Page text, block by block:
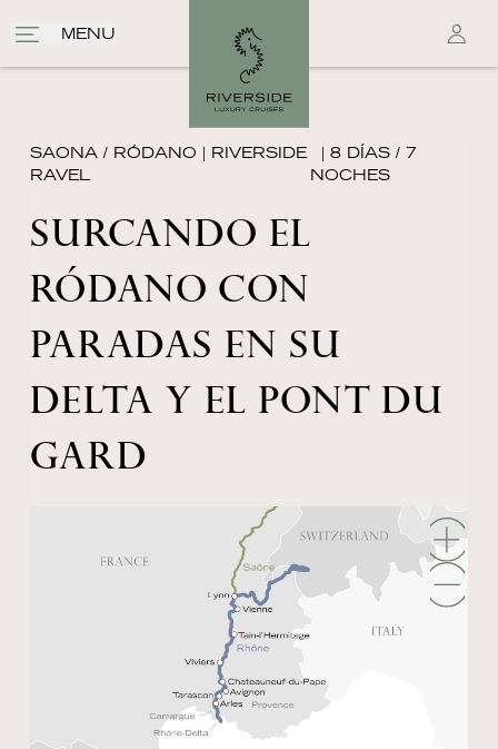
MENU
SAONA / RÓDANO | RIVERSIDE
RAVEL
| 8 DÍAS / 7
NOCHES
SURCANDO EL
RÓDANO CON
PARADAS EN SU
DELTA Y EL PONT DU
GARD